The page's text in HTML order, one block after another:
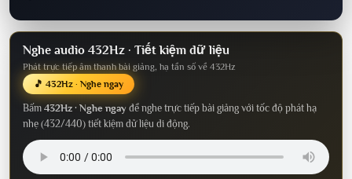
Nghe audio 432Hz · Tiết kiệm dữ liệu
Phát trực tiếp âm thanh bài giảng, hạ tần số về 432Hz
🎵 432Hz · Nghe ngay
Bấm 432Hz · Nghe ngay để nghe trực tiếp bài giảng với tốc độ phát hạ
nhẹ (432/440) tiết kiệm dữ liệu di động.